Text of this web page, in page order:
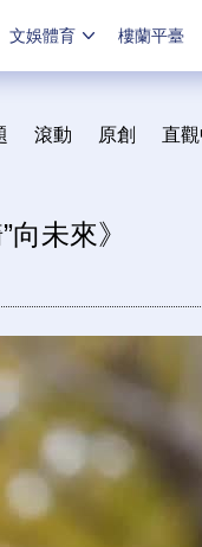
文娛體育 樓蘭平臺
滾動 原創 直
未來》